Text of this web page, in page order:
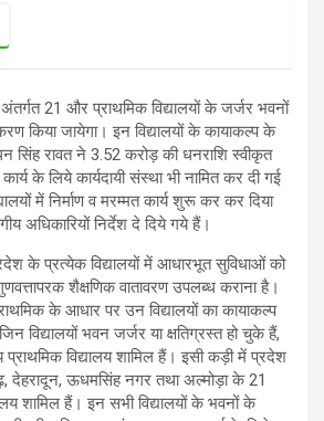
के अंतर्गत 21 और प्राथमिक विद्यालयों के जर्जर भवनों
किया जायेगा। इन विद्यालयों के कायाकल्प के
सिंह रावत ने 3.52 करोड़ की धनराशि स्वीकृत
के लिये कार्यदायी संस्था भी नामित कर दी गई
में निर्माण व मरम्मत कार्य शुरू कर कर दिया
अधिकारियों निर्देश दे दिये गये हैं।
के प्रत्येक विद्यालयों में आधारभूत सुविधाओं को
शैक्षणिक वातावरण उपलब्ध कराना है।
के आधार पर उन विद्यालयों का कायाकल्प
विद्यालयों भवन जर्जर या क्षतिग्रस्त हो चुके हैं,
विद्यालय शामिल हैं। इसी कड़ी में प्रदेश
देहरादून, ऊधमसिंह नगर तथा अल्मोड़ा के 21
शामिल हैं। इन सभी विद्यालयों के भवनों के